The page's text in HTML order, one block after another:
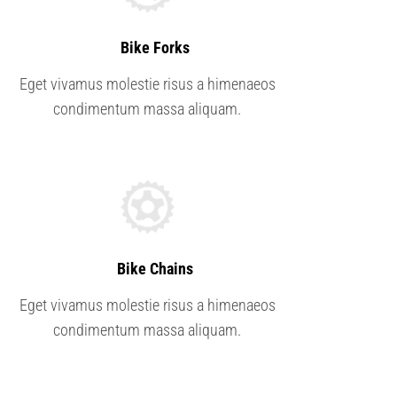
Bike Forks
Eget vivamus molestie risus a himenaeos
condimentum massa aliquam.
Bike Chains
Eget vivamus molestie risus a himenaeos
condimentum massa aliquam.